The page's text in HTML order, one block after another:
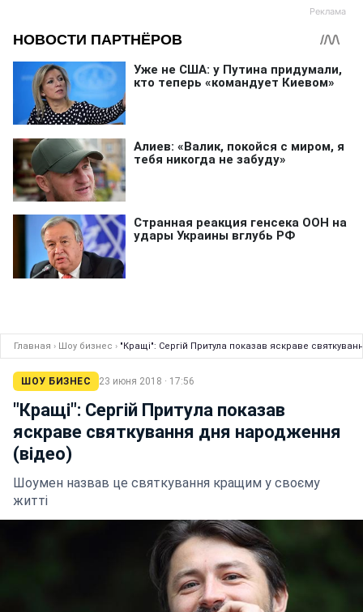
Главная › Шоу бизнес › "Кращі": Сергій Притула показав яскраве
ШОУ БИЗНЕС 23 июня 2018 · 17:56
"Кращі": Сергій Притула показав
яскраве святкування дня народження
(відео)
Шоумен назвав це святкування кращим у своєму
житті